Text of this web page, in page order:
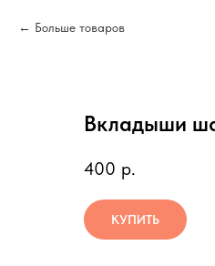
Больше товаров
Вкладыши
400 р.
КУПИТЬ